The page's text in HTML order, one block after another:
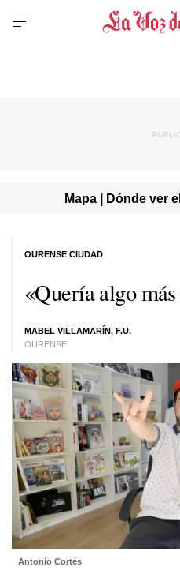
Mapa | Dónde ver
«Quería algo
MABEL VILLAMARÍN, F.U.
OURENSE
OURENSE CIUDAD
Antonio Cortés